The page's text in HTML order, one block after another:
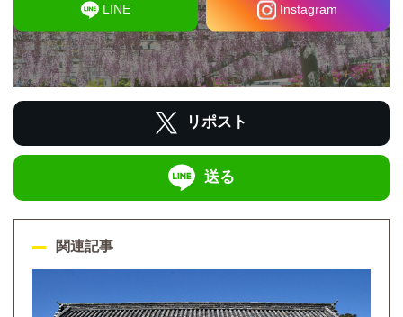
LINE Instagram
リポスト
送る
関連記事